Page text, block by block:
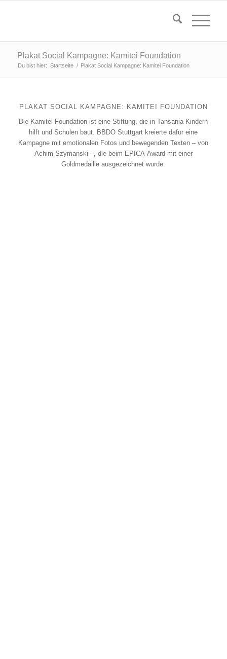
Plakat Social Kampagne: Kamitei Foundation
Du bist hier: Startseite / Plakat Social Kampagne: Kamitei Foundation
PLAKAT SOCIAL KAMPAGNE: KAMITEI FOUNDATION
Die Kamitei Foundation ist eine Stiftung, die in Tansania Kindern
hilft und Schulen baut. BBDO Stuttgart kreierte dafür eine
Kampagne mit emotionalen Fotos und bewegenden Texten – von
Achim Szymanski –, die beim EPICA-Award mit einer
Goldmedaille ausgezeichnet wurde.